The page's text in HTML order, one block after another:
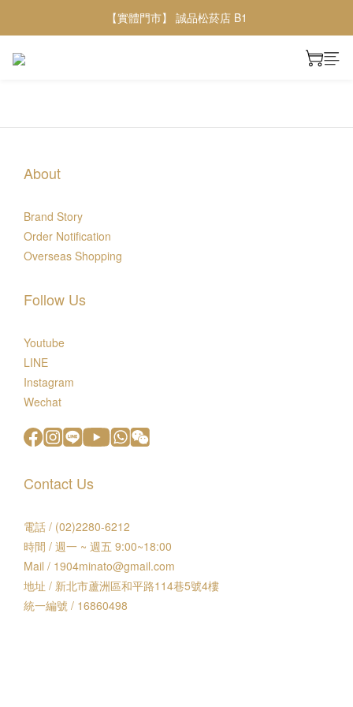
【實體門市】 誠品松菸店 B1
About
Brand Story
Order Notification
Overseas Shopping
Follow Us
Youtube
LINE
Instagram
Wechat
Contact Us
電話 / (02)2280-6212
時間 / 週一 ~ 週五 9:00~18:00
Mail / 1904minato@gmail.com
地址 / 新北市蘆洲區和平路114巷5號4樓
統一編號 / 16860498